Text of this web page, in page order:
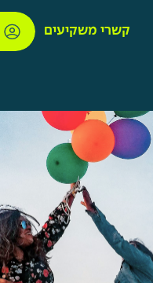
קשרי משקיעים